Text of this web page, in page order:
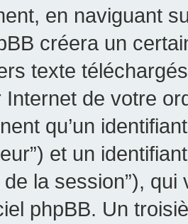
en naviguant
créera un
texte
Internet de votre
qu’un
et un
de la session”),
phpBB. Un